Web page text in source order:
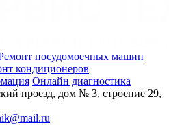
посудомоечных машин
кондиционеров
Онлайн диагностика
проезд, дом № 3, строение 29,